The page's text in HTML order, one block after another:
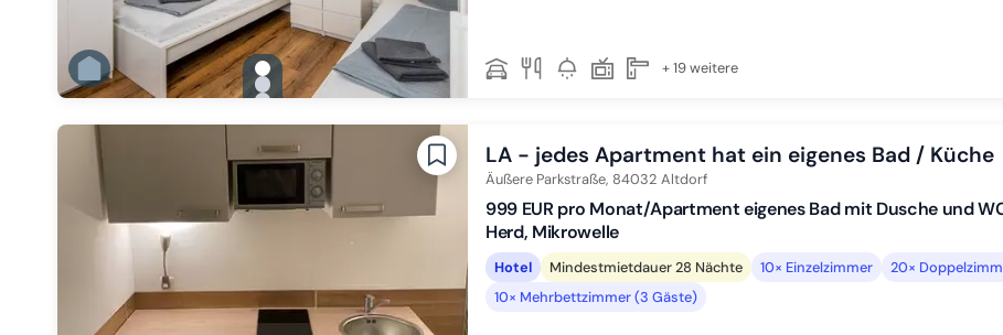
gallery.slide_selector
Zu Slide 1 wechseln
Zu Slide 2 wechseln
Zu Slide 5 wechseln
Zu Slide 6 wechseln
+ 19 weitere
LA - jedes Apartment hat ein eigenes Bad / Küche
Äußere Parkstraße, 84032 Altdorf
999 EUR pro Monat/Apartment eigenes Bad mit Dusche und
Herd, Mikrowelle
Hotel Mindestmietdauer 28 Nächte 10× Einzelzimmer
20×
10× Mehrbettzimmer (3 Gäste)